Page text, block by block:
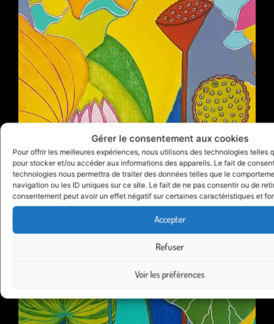
Gérer le consentement aux cookies
Pour offrir les meilleures expériences, nous utilisons des technologies telles
pour stocker et/ou accéder aux informations des appareils. Le fait de
technologies nous permettra de traiter des données telles que le
navigation ou les ID uniques sur ce site. Le fait de ne pas consentir ou de
consentement peut avoir un effet négatif sur certaines caractéristiques et
Accepter
Refuser
Voir les préférences